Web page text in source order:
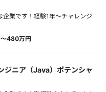
業です！経験1年～チャレンジ
480万円
ジニア（Java）ポテンシャ